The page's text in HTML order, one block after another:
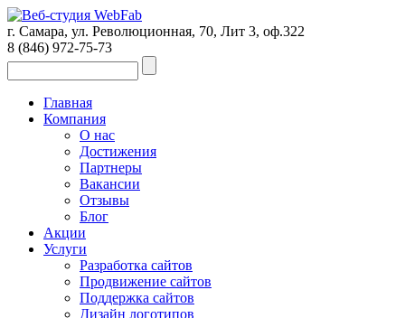
г. Самара, ул. Революционная, 70, Лит 3, оф.322
8 (846) 972-75-73
Главная
Компания
О нас
Достижения
Партнеры
Вакансии
Отзывы
Блог
Акции
Услуги
Разработка сайтов
Продвижение сайтов
Поддержка сайтов
Дизайн логотипов